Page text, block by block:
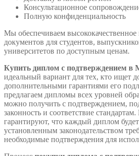
Консультационное
Полную конфиденциальность
Мы обеспечиваем высококачественное
документов для студентов,
университетов по доступным ценам.
Купить диплом с подтверждением в
идеальный вариант для тех, кто ищет
дополнительными гарантиями его
предлагаем дипломы всех уровней
можно получить с подтверждением,
законность и соответствие
гарантируют, что каждый диплом будет
установленным законодательством
необходимые подтверждения для